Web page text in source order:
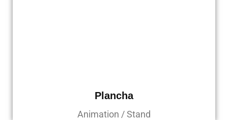
Plancha
Animation / Stand